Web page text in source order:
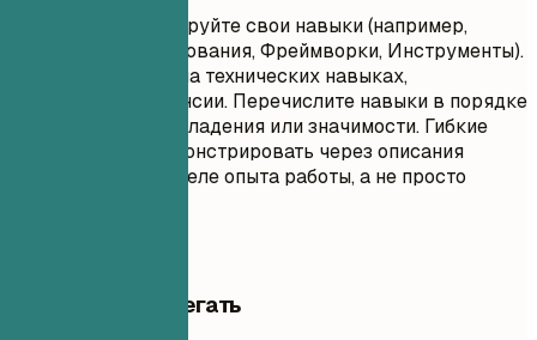
Логически сгруппируйте свои навыки (например,
Языки программирования, Фреймворки, Инструменты).
Сосредоточьтесь на технических навыках,
релевантных вакансии. Перечислите навыки в порядке
убывания уровня владения или значимости. Гибкие
навыки лучше демонстрировать через описания
достижений в разделе опыта работы, а не просто
Чего лучше избегать